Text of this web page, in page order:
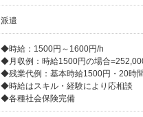
派遣
◆時給：1500円～1600円/h
◆月収例：時給1500円の場合
◆残業代例：基本時給1500円・20時
◆時給はスキル・経験により応相談
◆各種社会保険完備